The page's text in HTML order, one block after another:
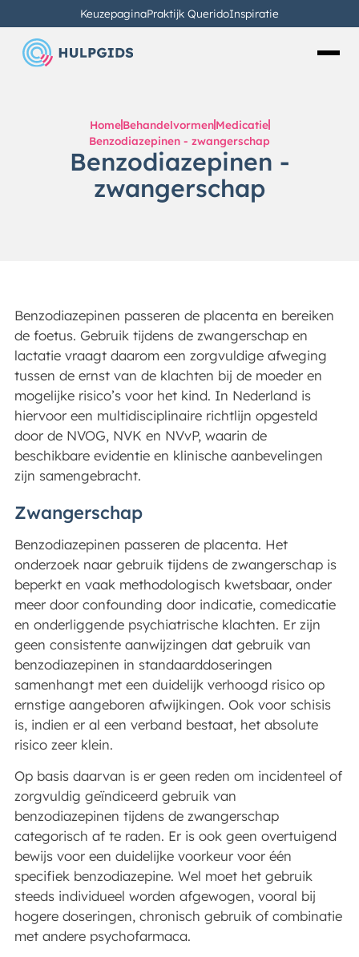
KeuzepaginaPraktijk QueridoInspiratie
Home Behandelvormen Medicatie
Benzodiazepinen - zwangerschap
Benzodiazepinen -
zwangerschap
Benzodiazepinen passeren de placenta en bereiken
de foetus. Gebruik tijdens de zwangerschap en
lactatie vraagt daarom een zorgvuldige afweging
tussen de ernst van de klachten bij de moeder en
mogelijke risico’s voor het kind. In Nederland is
hiervoor een multidisciplinaire richtlijn opgesteld
door de NVOG, NVK en NVvP, waarin de
beschikbare evidentie en klinische aanbevelingen
zijn samengebracht.
Zwangerschap
Benzodiazepinen passeren de placenta. Het
onderzoek naar gebruik tijdens de zwangerschap is
beperkt en vaak methodologisch kwetsbaar, onder
meer door confounding door indicatie, comedicatie
en onderliggende psychiatrische klachten. Er zijn
geen consistente aanwijzingen dat gebruik van
benzodiazepinen in standaarddoseringen
samenhangt met een duidelijk verhoogd risico op
ernstige aangeboren afwijkingen. Ook voor schisis
is, indien er al een verband bestaat, het absolute
risico zeer klein.
Op basis daarvan is er geen reden om incidenteel of
zorgvuldig geïndiceerd gebruik van
benzodiazepinen tijdens de zwangerschap
categorisch af te raden. Er is ook geen overtuigend
bewijs voor een duidelijke voorkeur voor één
specifiek benzodiazepine. Wel moet het gebruik
steeds individueel worden afgewogen, vooral bij
hogere doseringen, chronisch gebruik of combinatie
met andere psychofarmaca.